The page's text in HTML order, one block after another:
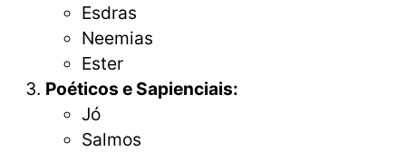
Esdras
Neemias
Ester
Poéticos e Sapienciais:
Jó
Salmos